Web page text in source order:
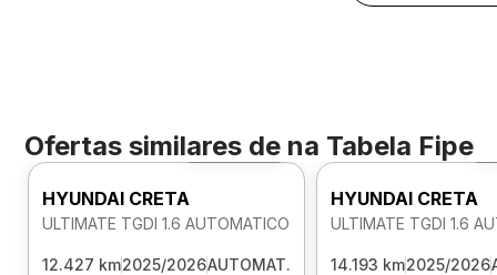
Ofertas similares de na Tabela Fipe
Foto 360º
HYUNDAI CRETA
ULTIMATE TGDI 1.6 AUTOMATICO
12.427 km2025/2026AUTOMAT.
HYUNDAI CRETA
ULTIMATE TGDI 1.6
14.193 km2025/2026